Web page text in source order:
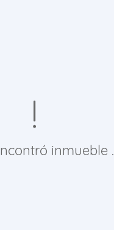
inmueble .